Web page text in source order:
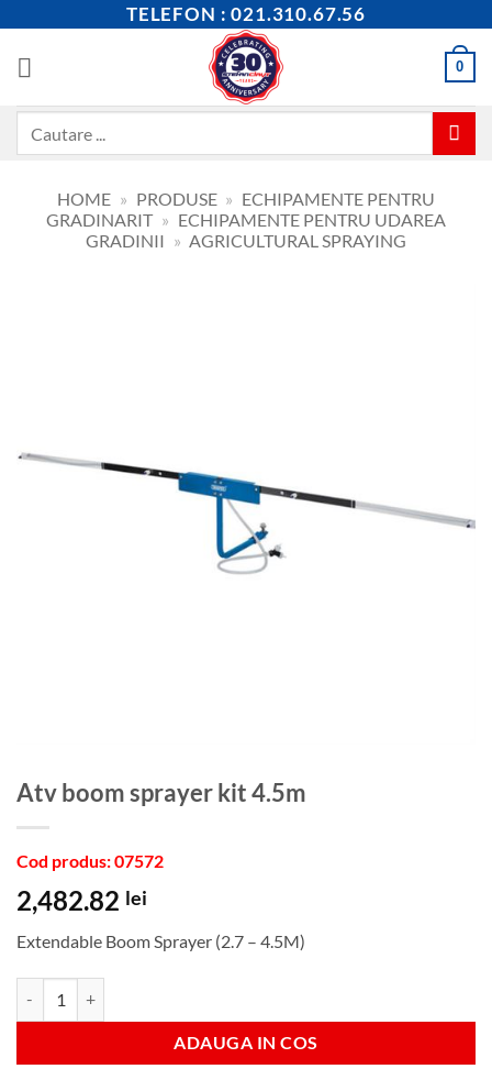
content
TELEFON : 021.310.67.56
0
HOME » PRODUSE » ECHIPAMENTE PENTRU
GRADINARIT » ECHIPAMENTE PENTRU UDAREA
GRADINII » AGRICULTURAL SPRAYING
atv boom sprayer kit 4.5m
Cod produs: 07572
2,482.82 lei
Extendable Boom Sprayer (2.7 – 4.5M)
ADAUGA IN COS